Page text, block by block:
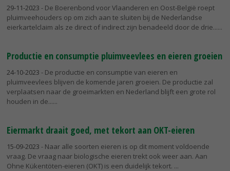
29-11-2023 - De Boerenbond voor Vlaanderen en Oost-België roept
pluimveehouders op om zich aan te sluiten bij de Nederlandse
eierkartelclaim als ze direct of indirect zijn benadeeld door de drie...
Productie en consumptie pluimveevlees en eieren groeien
24-10-2023 - De productie en consumptie van eieren en
pluimveevlees blijven de komende jaren groeien. De productie zal
verplaatsen naar de groeimarkten en Nederland blijft een grote rol
houden in de...
Eiermarkt draait goed, met tekort aan OKT-eieren
15-09-2023 - Naar alle soorten eieren is op dit moment voldoende
vraag. De vraag naar biologische eieren trekt ook weer aan. Aan
Ohne Kükentöten-eieren (OKT) is een duidelijk tekort.